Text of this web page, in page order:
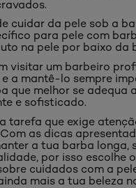
cuidar da pele sob a
para pele com
na pele por baixo da
visitar um barbeiro
a mantê-lo sempre
que melhor se
e sofisticado.
tarefa que exige
as dicas
a tua barba
por isso escolhe
cuidados com a
mais a tua beleza